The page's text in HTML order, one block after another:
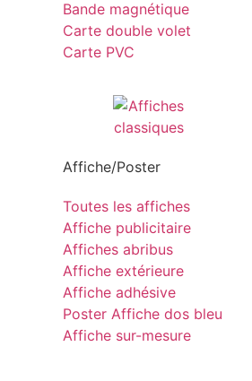
Bande magnétique
Carte double volet
Carte PVC
Affiche/Poster
Toutes les affiches
Affiche publicitaire
Affiches abribus
Affiche extérieure
Affiche adhésive
Poster Affiche dos bleu
Affiche sur-mesure